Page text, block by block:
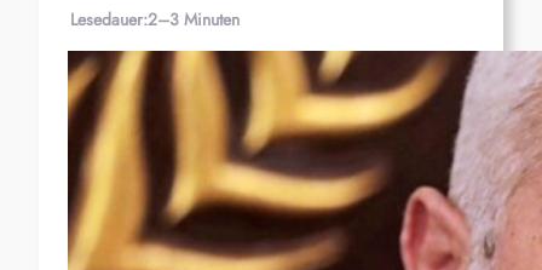
Lesedauer:2–3 Minuten